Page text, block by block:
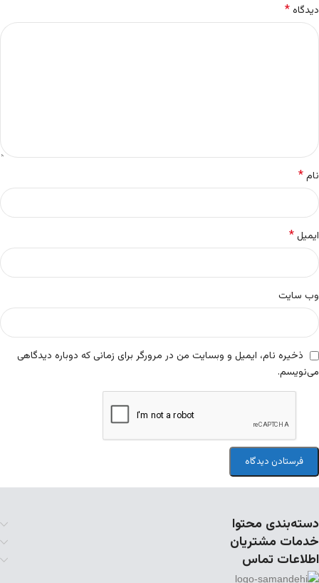
دیدگاه*
نام*
ایمیل*
وب‌ سایت
ذخیره نام، ایمیل و وبسایت من در مرورگر برای زمانی که دوباره دیدگاهی
می‌نویسم.
دسته‌بندی محتوا
خدمات مشتریان
اطلاعات تماس